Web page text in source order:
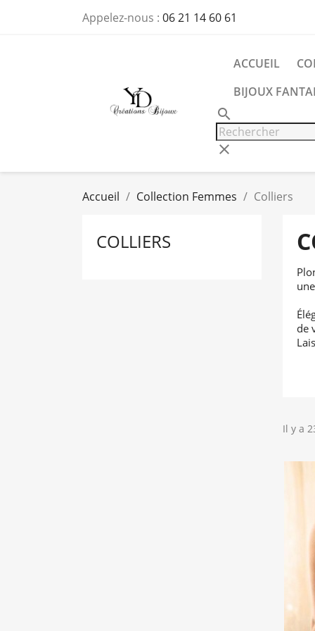
Appelez-nous : 06 21 14 60 61
ACCUEIL
BIJOUX
search
clear
Accueil Collection Femmes Colliers
COLLIERS
de
Il y a